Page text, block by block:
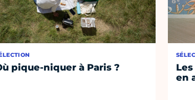
pique-niquer à Paris ?
en